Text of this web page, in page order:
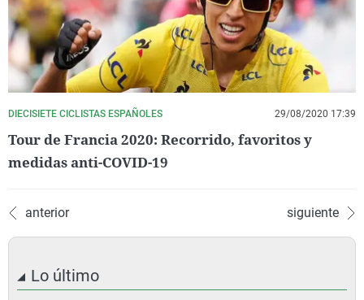
DIECISIETE CICLISTAS ESPAÑOLES 29/08/2020 17:39
Tour de Francia 2020: Recorrido, favoritos y
medidas anti-COVID-19
anterior siguiente
Lo último